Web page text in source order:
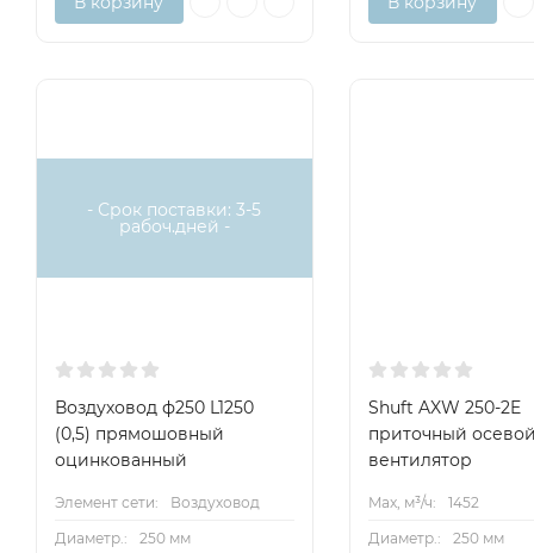
- Срок поставки: 3-5
рабоч.дней -
Воздуховод ф250 L1250
(0,5) прямошовный
оцинкованный
Элемент сети:
Воздуховод
Диаметр.:
250 мм
Shuft AXW 250-2E
приточный осевой
вентилятор
Max, м³/ч:
1452
Диаметр.:
250 мм